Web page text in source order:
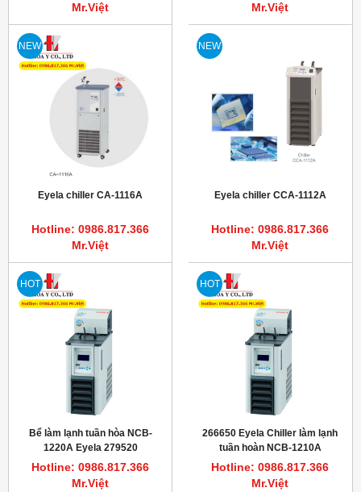
Mr.Việt
Mr.Việt
NEW
Eyela chiller CA-1116A
Hotline: 0986.817.366
Mr.Việt
NEW
Eyela chiller CCA-1112A
Hotline: 0986.817.366
Mr.Việt
HOT
Bể làm lạnh tuần hòa NCB-
1220A Eyela 279520
Hotline: 0986.817.366
Mr.Việt
HOT
266650 Eyela Chiller làm lạnh
tuần hoàn NCB-1210A
Hotline: 0986.817.366
Mr.Việt